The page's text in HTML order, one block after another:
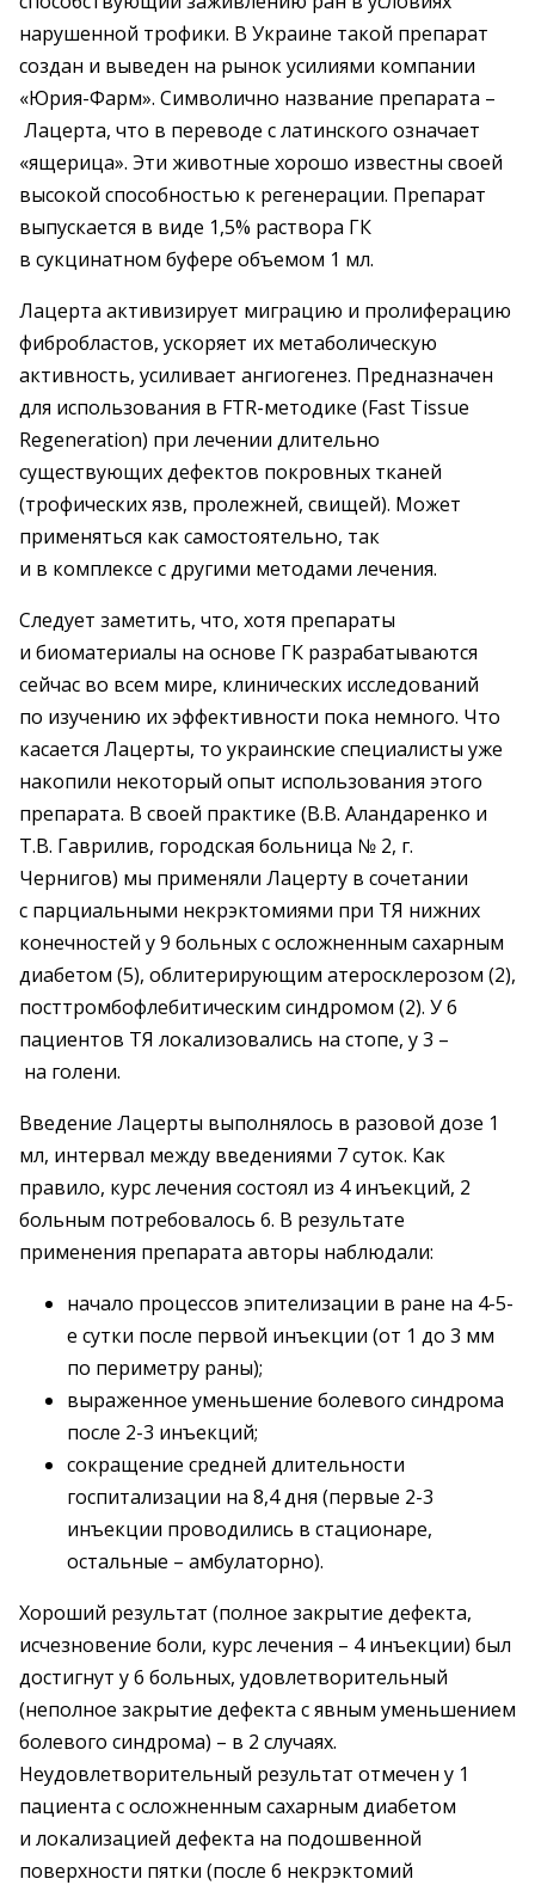
нарушенной трофики. В Украине такой препарат
создан и выведен на рынок усилиями компании
«Юрия-Фарм». Символично название препарата –
Лацерта, что в переводе с латинского означает
«ящерица». Эти животные хорошо известны своей
высокой способностью к регенерации. Препарат
выпускается в виде 1,5% раствора ГК
в сукцинатном буфере объемом 1 мл.
Лацерта активизирует миграцию и пролиферацию
фибробластов, ускоряет их метаболическую
активность, усиливает ангиогенез. Предназначен
для использования в FTR-методике (Fast Tissue
Regeneration) при лечении длительно
существующих дефектов покровных тканей
(трофических язв, пролежней, свищей). Может
применяться как самостоятельно, так
и в комплексе с другими методами лечения.
Следует заметить, что, хотя препараты
и биоматериалы на основе ГК разрабатываются
сейчас во всем мире, клинических исследований
по изучению их эффективности пока немного. Что
касается Лацерты, то украинские специалисты уже
накопили некоторый опыт использования этого
препарата. В своей практике (В.В. Аландаренко и
Т.В. Гаврилив, городская больница № 2, г.
Чернигов) мы применяли Лацерту в сочетании
с парциальными некрэктомиями при ТЯ нижних
конечностей у 9 больных с осложненным сахарным
диабетом (5), облитерирующим атеросклерозом (2),
посттромбофлебитическим синдромом (2). У 6
пациентов ТЯ локализовались на стопе, у 3 –
на голени.
Введение Лацерты выполнялось в разовой дозе 1
мл, интервал между введениями 7 суток. Как
правило, курс лечения состоял из 4 инъекций, 2
больным потребовалось 6. В результате
применения препарата авторы наблюдали:
начало процессов эпителизации в ране на 4-5-
е сутки после первой инъекции (от 1 до 3 мм
по периметру раны);
выраженное уменьшение болевого синдрома
после 2-3 инъекций;
сокращение средней длительности
госпитализации на 8,4 дня (первые 2-3
инъекции проводились в стационаре,
остальные – амбулаторно).
Хороший результат (полное закрытие дефекта,
исчезновение боли, курс лечения – 4 инъекции) был
достигнут у 6 больных, удовлетворительный
(неполное закрытие дефекта с явным уменьшением
болевого синдрома) – в 2 случаях.
Неудовлетворительный результат отмечен у 1
пациента с осложненным сахарным диабетом
и локализацией дефекта на подошвенной
поверхности пятки (после 6 некрэктомий